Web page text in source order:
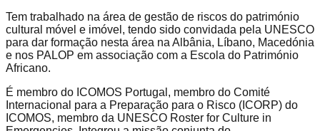
Tem trabalhado na área de gestão de riscos do património
cultural móvel e imóvel, tendo sido convidada pela UNESCO
para dar formação nesta área na Albânia, Líbano, Macedónia
e nos PALOP em associação com a Escola do Património
Africano.
É membro do ICOMOS Portugal, membro do Comité
Internacional para a Preparação para o Risco (ICORP) do
ICOMOS, membro da UNESCO Roster for Culture in